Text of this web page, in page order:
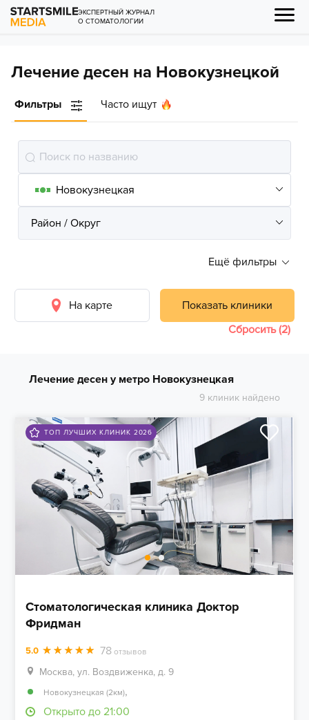
ЭКСПЕРТНЫЙ ЖУРНАЛ
О СТОМАТОЛОГИИ
Лечение десен на Новокузнецкой
Фильтры Часто ищут
Ещё фильтры
На карте
Показать клиники
Сбросить (2)
Лечение десен у метро Новокузнецкая
9 клиник найдено
ТОП ЛУЧШИХ КЛИНИК 2026
Стоматологическая клиника Доктор
Фридман
5.0 78 отзывов
Москва, ул. Воздвиженка, д. 9
Новокузнецкая (2км),
Открыто до 21:00